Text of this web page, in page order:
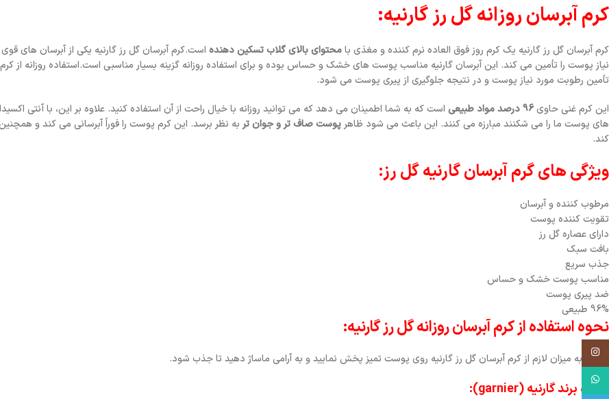
کرم آبرسان روزانه گل رز گارنیه:
کرم آبرسان گل رز گارنیه یک کرم روز فوق العاده نرم کننده و مغذی بامحتوای بالای گلاب تسکین دهنده
نیاز پوست را تأمین می کند. این آبرسان گارنیه مناسب پوست های خشک و حساس بوده و برای استفاده روزانه گزینه بسیار مناسبی است.استفاده روزانه از
تأمین رطوبت مورد نیاز پوست و در نتیجه جلوگیری از پیری پوست می شود.
این کرم غنی حاوی96 درصد مواد طبیعی
است که به شما اطمینان می دهد که می توانید روزانه با خیال راحت از آن استفاده کنید. علاوه بر این، با آنتی
های پوست ما را می شکنند مبارزه می کنند. این باعث می شود ظاهر پوست صاف تر و جوان تر به نظر برسد. این کرم پوست را فوراً آبرسانی می کند و
کند.
ویژگی های گرم آبرسان گارنیه گل رز:
مرطوب کننده و آبرسان
تقویت کننده پوست
دارای عصاره گل رز
بافت سبک
جذب سریع
مناسب پوست خشک و حساس
ضد پیری پوست
96% طبیعی
نحوه استفاده از کرم آبرسان روزانه گل رز گارنیه:
هر روز به میزان لازم از کرم آبرسان گل رز گارنیه روی پوست تمیز پخش نمایید و به آرامی ماساژ دهید تا جذب شود.
درباره برند گارنیه (garnier):
اینستاگرم
واتس آپ